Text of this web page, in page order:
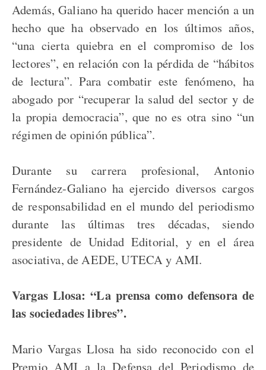
Además, Galiano ha querido hacer mención a un
hecho que ha observado en los últimos años,
“una cierta quiebra en el compromiso de los
lectores”, en relación con la pérdida de “hábitos
de lectura”. Para combatir este fenómeno, ha
abogado por “recuperar la salud del sector y de
la propia democracia”, que no es otra sino “un
régimen de opinión pública”.
Durante su carrera profesional, Antonio
Fernández-Galiano ha ejercido diversos cargos
de responsabilidad en el mundo del periodismo
durante las últimas tres décadas, siendo
presidente de Unidad Editorial, y en el área
asociativa, de AEDE, UTECA y AMI.
Vargas Llosa: “La prensa como defensora de
las sociedades libres”.
Mario Vargas Llosa ha sido reconocido con el
Premio AMI a la Defensa del Periodismo de